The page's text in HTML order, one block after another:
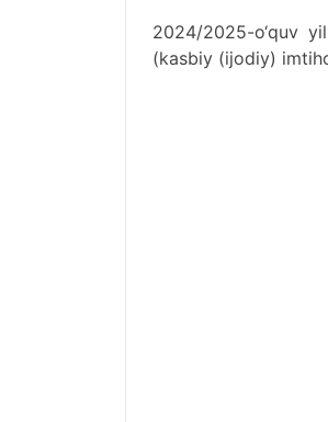
2024/2025-o‘quv
(kasbiy (ijodiy)